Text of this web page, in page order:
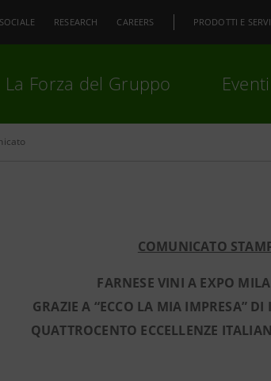
SOCIALE RESEARCH CAREERS PRODOTTI E
La Forza del Gruppo
COMUNICATO
FARNESE VINI A EXPO
GRAZIE A “ECCO LA MIA IMPRESA”
QUATTROCENTO ECCELLENZE